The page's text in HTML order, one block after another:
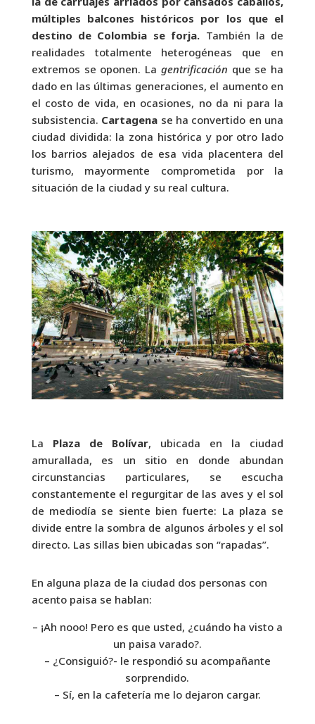
múltiples balcones históricos por los que el
destino de Colombia se forja. También la de
realidades totalmente heterogéneas que en
extremos se oponen. La gentrificación que se ha
dado en las últimas generaciones, el aumento en
el costo de vida, en ocasiones, no da ni para la
subsistencia. Cartagena se ha convertido en una
ciudad dividida: la zona histórica y por otro lado
los barrios alejados de esa vida placentera del
turismo, mayormente comprometida por la
situación de la ciudad y su real cultura.
La Plaza de Bolívar, ubicada en la ciudad
amurallada, es un sitio en donde abundan
circunstancias particulares, se escucha
constantemente el regurgitar de las aves y el sol
de mediodía se siente bien fuerte: La plaza se
divide entre la sombra de algunos árboles y el sol
directo. Las sillas bien ubicadas son “rapadas”.
En alguna plaza de la ciudad dos personas con
acento paisa se hablan:
– ¡Ah nooo! Pero es que usted, ¿cuándo ha visto a
un paisa varado?.
– ¿Consiguió?- le respondió su acompañante
sorprendido.
– Sí, en la cafetería me lo dejaron cargar.